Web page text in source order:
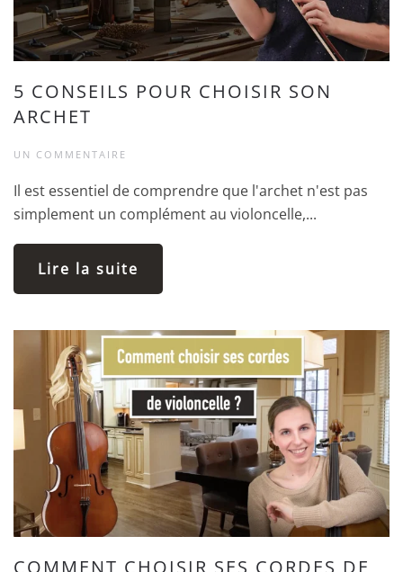
5 CONSEILS POUR CHOISIR SON
ARCHET
UN COMMENTAIRE
Il est essentiel de comprendre que l'archet n'est pas
simplement un complément au violoncelle,...
Lire la suite